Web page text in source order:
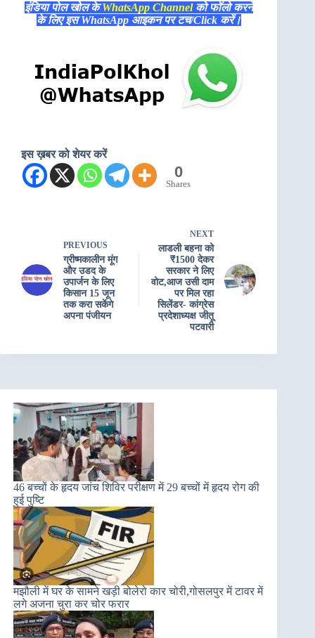
इंडिया पोल खोल केWhatsApp Channelको फॉलो करने
के लिए इस WhatsApp आइकन पर टच/Click करें।
इस ख़बर को शेयर करें
0
Shares
PREVIOUS
ग्रीष्मकालीन मूंग
और उडद के
उपार्जन के लिए
किसान 15 जून
तक करा सकेंगे
अपना पंजीयन
NEXT
लाडली बहना को
₹1500 देकर
सरकार ने लिए
वोट,आज उसी दाम
पर मिल रहा
सिलेंडर- कांग्रेस
प्रदेशाध्यक्ष जीतू
पटवारी
46 बच्चों के हृदय जांच शिविर परीक्षण में 29 बच्चों में हृदय रोग की
हुई पुष्टि
मझौली में घर के सामने खड़ी बोलेरो कार चोरी,गोसलपुर में टावर में
लगे अजना चुरा कर चोर फरार